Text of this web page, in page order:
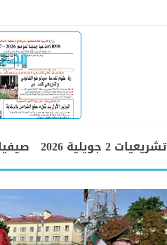
تشريعيات 2 جويلية 2026